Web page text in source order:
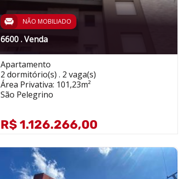
NÃO MOBILIADO
6600 . Venda
Apartamento
2 dormitório(s) . 2 vaga(s)
Área Privativa: 101,23m²
São Pelegrino
R$ 1.126.266,00